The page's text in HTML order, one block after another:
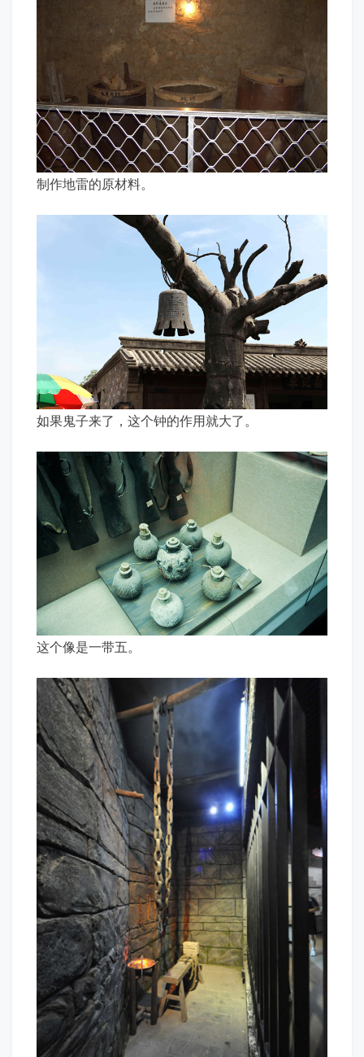
制作地雷的原材料。
如果鬼子来了，这个钟的作用就大了。
这个像是一带五。